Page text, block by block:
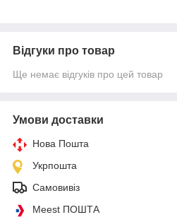
Відгуки про товар
Ще немає відгуків про цей товар
Умови доставки
Нова Пошта
Укрпошта
Самовивіз
Meest ПОШТА